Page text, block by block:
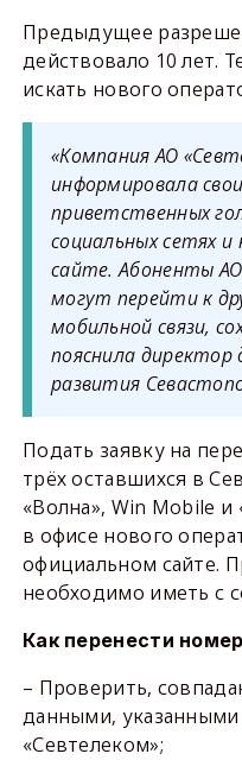
Предыдущее
действовало 10 лет.
искать нового
«Компания АО
информировала
приветственных
социальных сетях
сайте. Абоненты
могут перейти к
мобильной связи,
пояснила
развития
Подать заявку на
трёх оставшихся в
«Волна», Win Mobile
в офисе нового
официальном сайте.
необходимо иметь с
Как перенести номер
– Проверить,
данными,
«Севтелеком»;